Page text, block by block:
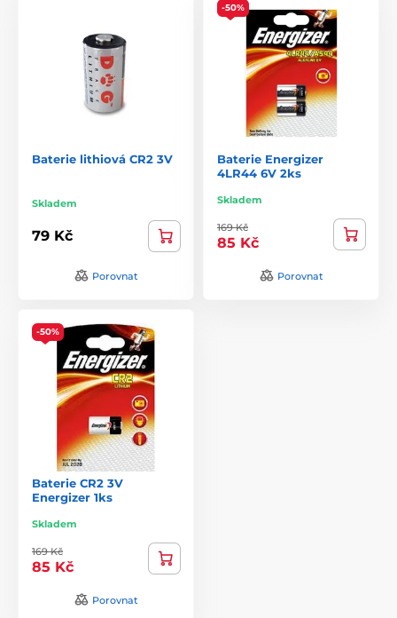
Baterie lithiová CR2 3V
Skladem
79 Kč
Porovnat
-50%
Baterie Energizer
4LR44 6V 2ks
Skladem
169 Kč
85 Kč
Porovnat
-50%
Baterie CR2 3V
Energizer 1ks
Skladem
169 Kč
85 Kč
Porovnat